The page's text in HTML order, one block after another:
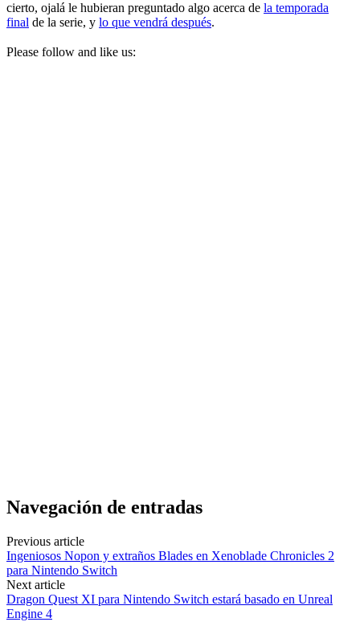
cierto, ojalá le hubieran preguntado algo acerca de la temporada
final de la serie, y lo que vendrá después.
Please follow and like us:
Navegación de entradas
Previous article
Ingeniosos Nopon y extraños Blades en Xenoblade Chronicles 2
para Nintendo Switch
Next article
Dragon Quest XI para Nintendo Switch estará basado en Unreal
Engine 4